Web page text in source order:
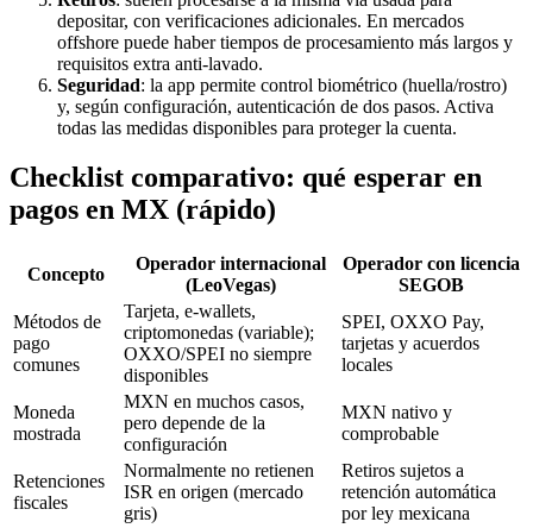
depositar, con verificaciones adicionales. En mercados
offshore puede haber tiempos de procesamiento más largos y
requisitos extra anti-lavado.
Seguridad: la app permite control biométrico (huella/rostro)
y, según configuración, autenticación de dos pasos. Activa
todas las medidas disponibles para proteger la cuenta.
Checklist comparativo: qué esperar en
pagos en MX (rápido)
Concepto
Operador internacional
(LeoVegas)
Operador con licencia
SEGOB
Métodos de
pago
comunes
Tarjeta, e-wallets,
criptomonedas (variable);
OXXO/SPEI no siempre
disponibles
SPEI, OXXO Pay,
tarjetas y acuerdos
locales
Moneda
mostrada
MXN en muchos casos,
pero depende de la
configuración
MXN nativo y
comprobable
Retenciones
fiscales
Normalmente no retienen
ISR en origen (mercado
gris)
Retiros sujetos a
retención automática
por ley mexicana